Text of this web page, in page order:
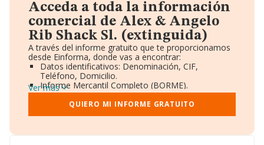
Acceda a toda la información
comercial de Alex & Angelo
Rib Shack Sl. (extinguida)
A través del informe gratuito que te proporcionamos
desde Einforma, donde vas a encontrar:
Datos identificativos: Denominación, CIF,
Teléfono, Domicilio.
Informe Mercantil Completo (BORME).
Gráficos de Evolución Ventas y Empleados.
Consejo de Administración y Administradores.
Directivos y Ejecutivos.
Ver más
QUIERO MI INFORME GRATUITO